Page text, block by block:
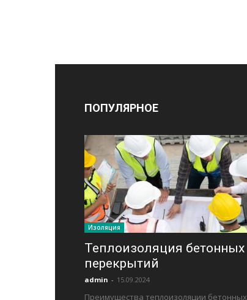
ПОПУЛЯРНОЕ
Изоляция
Теплоизоляция бетонных
перекрытий
admin - 15.09.2024
Преимущества теплоизоляции бетонных